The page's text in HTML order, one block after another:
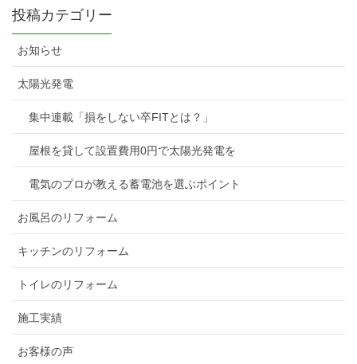
投稿カテゴリー
お知らせ
太陽光発電
集中連載「損をしない卒FITとは？」
屋根を貸して設置費用0円で太陽光発電を
電気のプロが教える蓄電池を選ぶポイント
お風呂のリフォーム
キッチンのリフォーム
トイレのリフォーム
施工実績
お客様の声